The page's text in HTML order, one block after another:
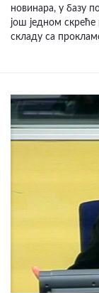
новинара, у базу
још једном
складу са